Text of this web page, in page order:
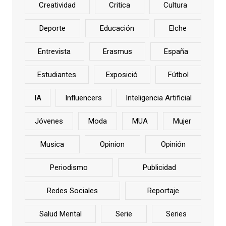
Creatividad Critica Cultura
Deporte Educación Elche
Entrevista Erasmus España
Estudiantes Exposició Fútbol
IA Influencers Inteligencia Artificial
Jóvenes Moda MUA Mujer
Musica Opinion Opinión
Periodismo Publicidad
Redes Sociales Reportaje
Salud Mental Serie Series